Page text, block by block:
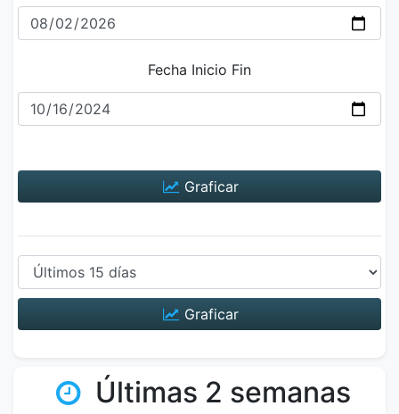
Fecha Inicio Fin
Graficar
Graficar
Últimas 2 semanas